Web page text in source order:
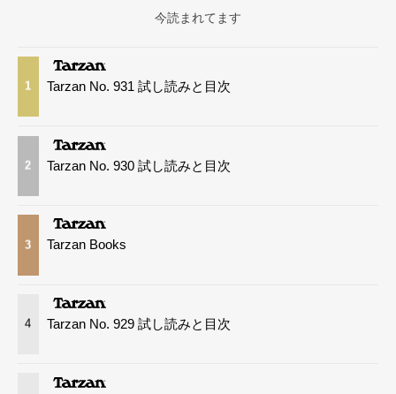
今読まれてます
1 Tarzan No. 931 試し読みと目次
2 Tarzan No. 930 試し読みと目次
3 Tarzan Books
4 Tarzan No. 929 試し読みと目次